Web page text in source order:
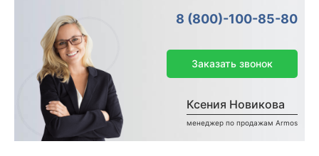
8 (800)-100-85-80
Ксения Новикова
менеджер по продажам Armos
Заказать звонок